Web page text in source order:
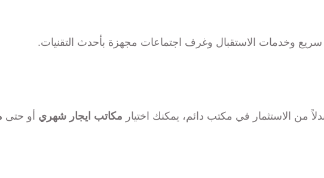
من الاستثمار في مكتب دائم، يمكنك اختيار مكاتب ايجار شهري أو حتى